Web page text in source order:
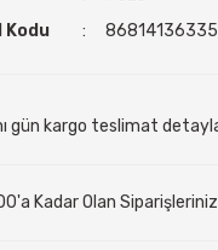
Kodu
gün kargo teslimat
Kadar Olan Siparişleriniz